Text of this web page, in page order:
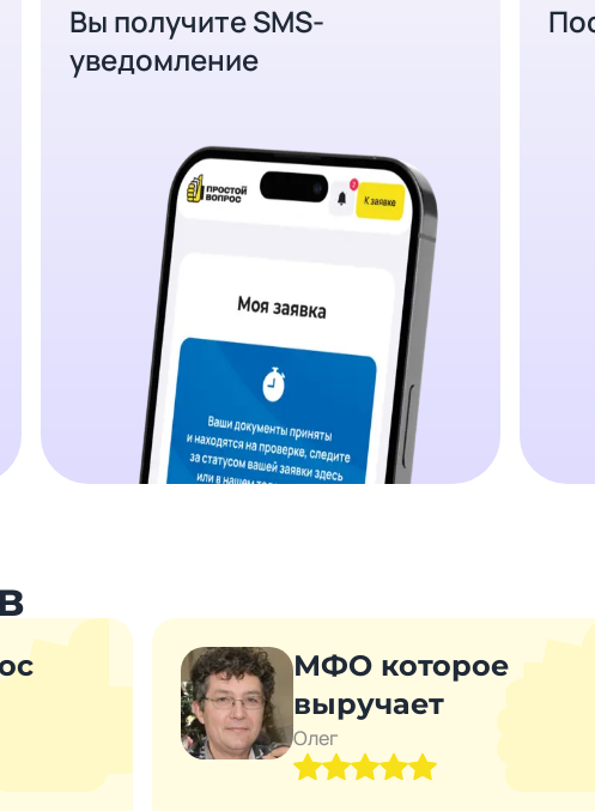
Вы получите SMS-
уведомление
МФО которое
выручает
Олег